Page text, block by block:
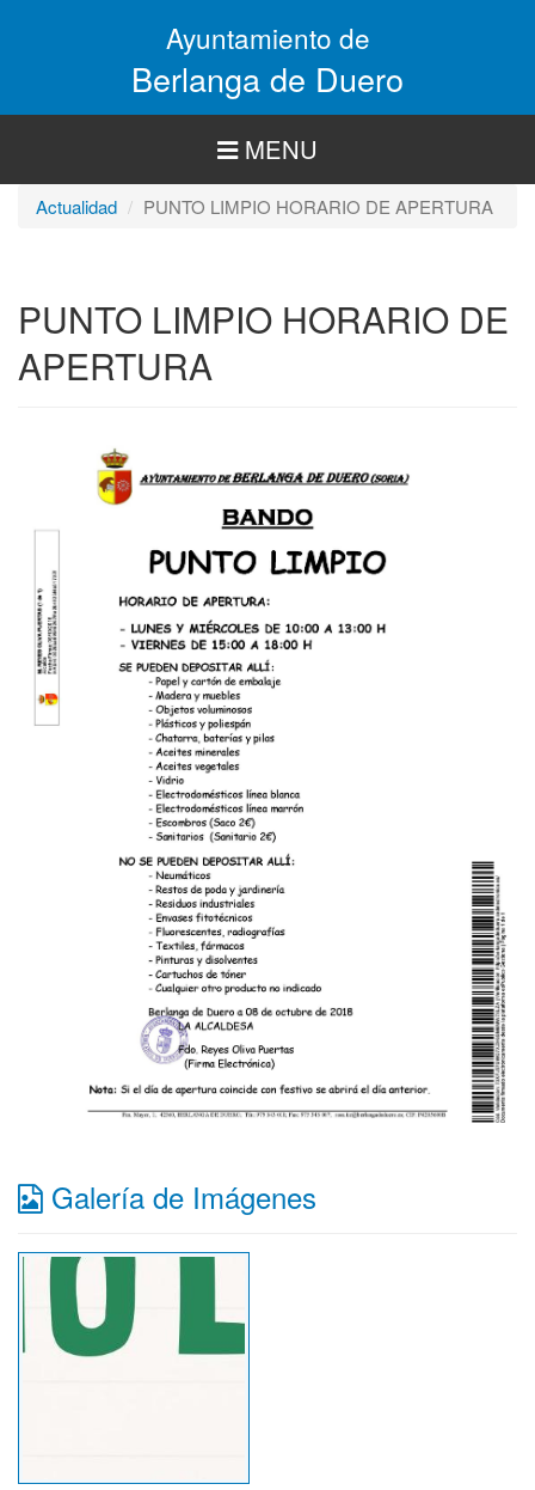
Ayuntamiento de
Berlanga de Duero
MENU
Actualidad PUNTO LIMPIO HORARIO DE APERTURA
PUNTO LIMPIO HORARIO DE
APERTURA
Galería de Imágenes